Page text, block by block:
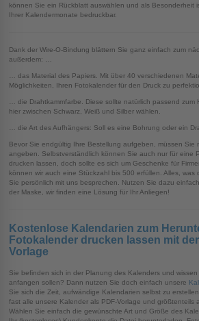
können Sie ein Rückblatt auswählen und als Besonderheit
Ihrer Kalendermonate bedruckbar.
Dank der Wire-O-Bindung blättern Sie ganz einfach zum
außerdem: …
… das Material des Papiers. Mit über 40 verschiedenen
Möglichkeiten, Ihren Fotokalender für den Druck zu
… die Drahtkammfarbe. Diese sollte natürlich passend zum
hier zwischen Schwarz, Weiß und Silber wählen.
… die Art des Aufhängers: Soll es eine Bohrung oder ein
Bevor Sie endgültig Ihre Bestellung aufgeben, müssen Sie
angeben. Selbstverständlich können Sie auch nur für eine
drucken lassen, doch sollte es sich um Geschenke für
können wir auch eine Stückzahl bis 500 erfüllen. Alles,
Sie persönlich mit uns besprechen. Nutzen Sie dazu
der Maske, wir finden eine Lösung für Ihr Anliegen!
Kostenlose Kalendarien zum
Fotokalender drucken lassen mit
Vorlage
Sie befinden sich in der Planung des Kalenders und
anfangen sollen? Dann nutzen Sie doch einfach unsere
Sie sich die Zeit, aufwändige Kalendarien selbst zu
fast alle unsere Kalender als PDF-Vorlage und größtenteils
Wählen Sie einfach die gewünschte Art und Größe des